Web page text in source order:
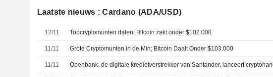
Laatste nieuws : Cardano (ADA/USD)
12/11 Topcryptomunten dalen; Bitcoin zakt onder $102.000
11/11 Grote Cryptomunten in de Min; Bitcoin Daalt Onder $103.000
11/11